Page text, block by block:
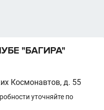
"БАГИРА"
Космонавтов, д. 55
уточняйте по